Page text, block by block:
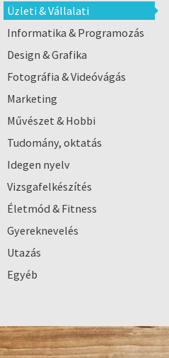
Üzleti & Vállalati
Informatika & Programozás
Design & Grafika
Fotográfia & Videóvágás
Marketing
Művészet & Hobbi
Tudomány, oktatás
Idegen nyelv
Vizsgafelkészítés
Életmód & Fitness
Gyereknevelés
Utazás
Egyéb